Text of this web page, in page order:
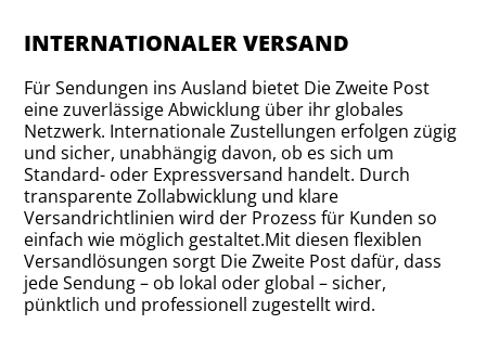
INTERNATIONALER VERSAND
Für Sendungen ins Ausland bietet Die Zweite Post
eine zuverlässige Abwicklung über ihr globales
Netzwerk. Internationale Zustellungen erfolgen zügig
und sicher, unabhängig davon, ob es sich um
Standard- oder Expressversand handelt. Durch
transparente Zollabwicklung und klare
Versandrichtlinien wird der Prozess für Kunden so
einfach wie möglich gestaltet.Mit diesen flexiblen
Versandlösungen sorgt Die Zweite Post dafür, dass
jede Sendung – ob lokal oder global – sicher,
pünktlich und professionell zugestellt wird.